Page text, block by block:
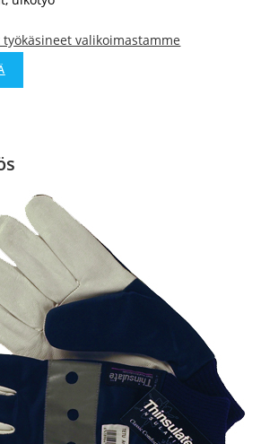
valikoimastamme